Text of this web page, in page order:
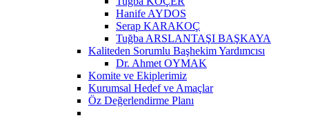
Hanife AYDOS
Serap KARAKOÇ
Tuğba ARSLANTAŞI BAŞKAYA
Kaliteden Sorumlu Başhekim Yardımcısı
Dr. Ahmet OYMAK
Komite ve Ekiplerimiz
Kurumsal Hedef ve Amaçlar
Öz Değerlendirme Planı